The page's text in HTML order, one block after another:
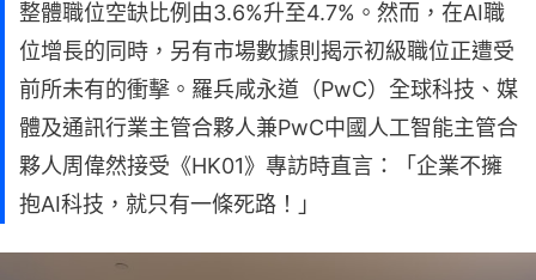
整體職位空缺比例由3.6%升至4.7%。然而，在AI職
位增長的同時，另有市場數據則揭示初級職位正遭受
前所未有的衝擊。羅兵咸永道（PwC）全球科技、媒
體及通訊行業主管合夥人兼PwC中國人工智能主管合
夥人周偉然接受《HK01》專訪時直言：「企業不擁
抱AI科技，就只有一條死路！」